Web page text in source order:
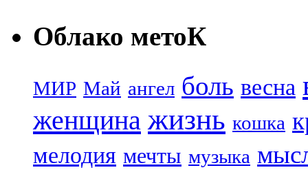
Облако метоК
МИР Май ангел боль весна
женщина жизнь кошка
мелодия мечты музыка